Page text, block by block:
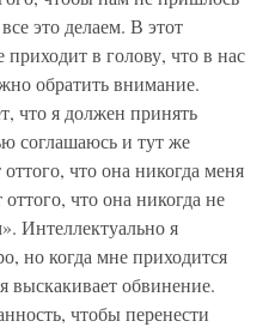
это делаем. В этот
в голову, что в нас
обратить внимание.
что я должен принять
соглашаюсь и тут же
что она никогда меня
что она никогда не
Интеллектуально я
но когда мне приходится
выскакивает обвинение.
чтобы перенести